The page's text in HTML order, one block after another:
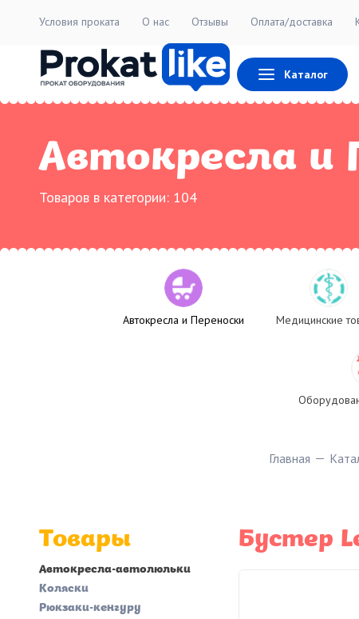
Условия проката О нас Отзывы Оплата/доставка
Каталог
Автокресла и
Товаров в категории: 104
Автокресла и Переноски Медицинские
Главная
Товары
Автокресла-автолюльки
Коляски
Рюкзаки-кенгуру
Бустер